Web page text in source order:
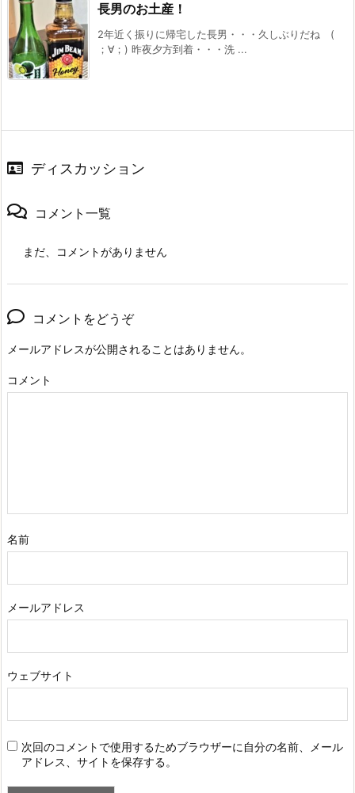
長男のお土産！
2年近く振りに帰宅した長男・・・久しぶりだね (
；∀；) 昨夜夕方到着・・・洗 ...
ディスカッション
コメント一覧
まだ、コメントがありません
コメントをどうぞ
メールアドレスが公開されることはありません。
コメント
名前
メールアドレス
ウェブサイト
次回のコメントで使用するためブラウザーに自分の名前、メール
アドレス、サイトを保存する。